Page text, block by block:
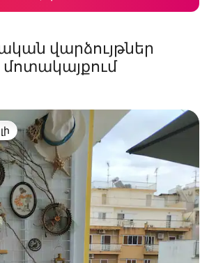
վարձույթներ
մոտակայքում